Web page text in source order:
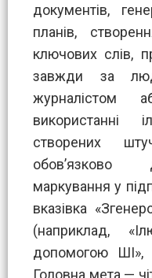
документів,
планів,
ключових слів,
завжди за
журналістом
використанні
створених
обов’язково
маркування у
вказівка
(наприклад,
допомогою ШІ»,
Головна мета —